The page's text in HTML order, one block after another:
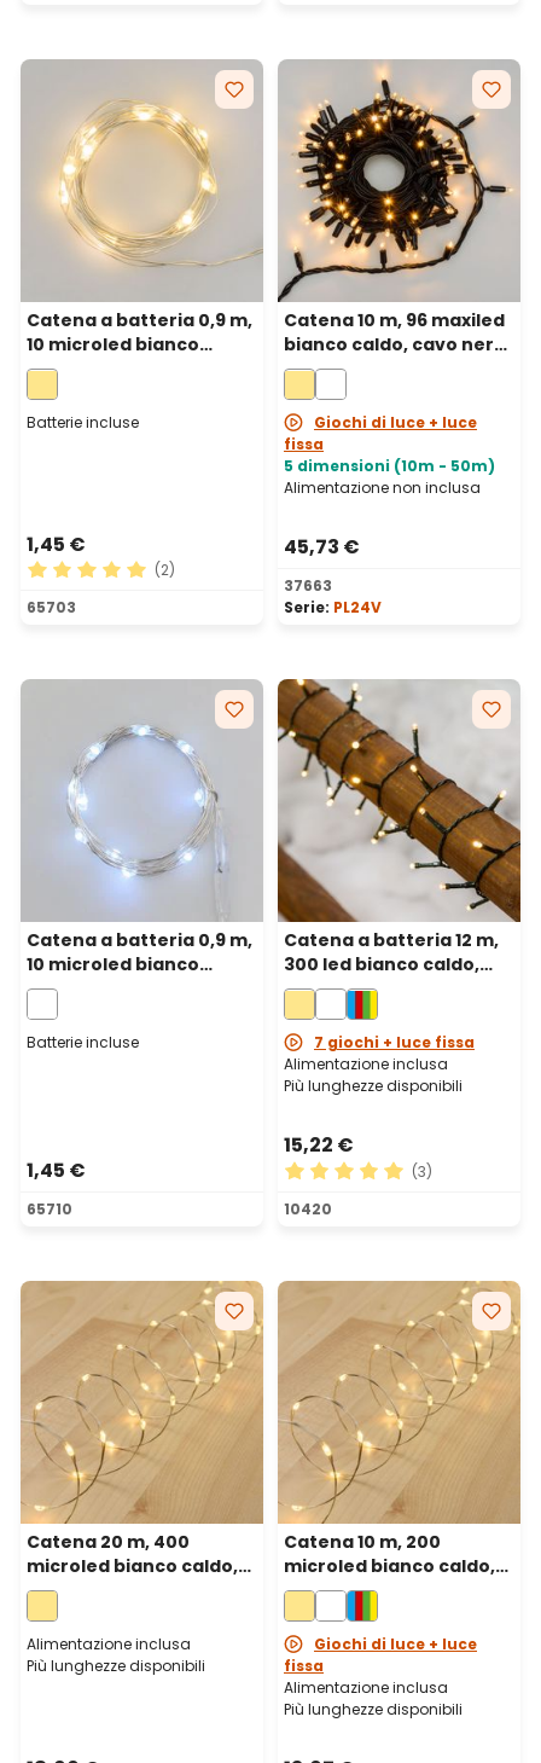
Catena a batteria 0,9 m,
10 microled bianco
caldo, cavo metal
argento, micro
portabatterie
Batterie incluse
1,45 €
Valutazione media di 5 su 5 stelle
(2)
65703
Catena 10 m, 96 maxiled
bianco caldo, cavo nero,
prolungabile
Giochi di luce + luce
fissa
5 dimensioni (10m - 50m)
Alimentazione non inclusa
45,73 €
37663
Serie: PL24V
Catena a batteria 0,9 m,
10 microled bianco
freddo, cavo metal
argento, micro
portabatterie
Batterie incluse
1,45 €
65710
Catena a batteria 12 m,
300 led bianco caldo,
cavo verde
7 giochi + luce fissa
Alimentazione inclusa
Più lunghezze disponibili
15,22 €
Valutazione media di 5 su
(3)
10420
Catena 20 m, 400
microled bianco caldo,
cavo metal argento
Alimentazione inclusa
Più lunghezze disponibili
Catena 10 m, 200
microled bianco caldo,
cavo metal argento
Giochi di luce + luce
fissa
Alimentazione inclusa
Più lunghezze disponibili